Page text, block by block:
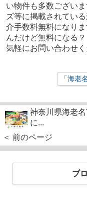
い物件も多数ござい
ズ等に掲載されてい
介手数料無料になり
んだけど無料になる
気軽にお問い合わせく
「海老
神奈川県海老
に...
＜ 前のページ
ブ